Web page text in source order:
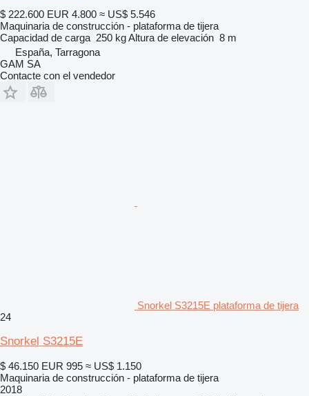
$ 222.600 EUR 4.800 ≈ US$ 5.546
Maquinaria de construcción - plataforma de tijera
Capacidad de carga 250 kgAltura de elevación 8 m
España, Tarragona
GAM SA
Contacte con el vendedor
Snorkel S3215E plataforma de tijera
24
Snorkel S3215E
$ 46.150 EUR 995 ≈ US$ 1.150
Maquinaria de construcción - plataforma de tijera
2018